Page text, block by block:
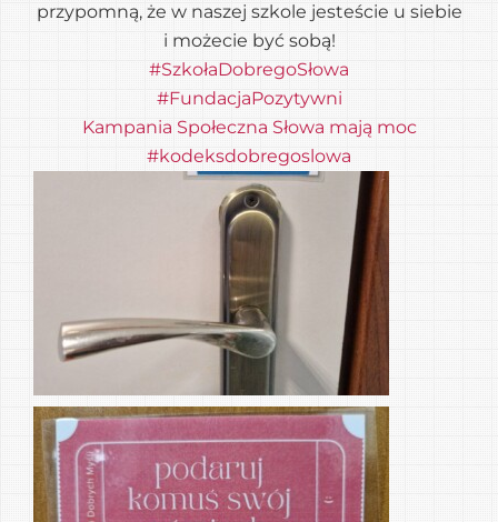
przypomną, że w naszej szkole jesteście u siebie
i możecie być sobą!
#SzkołaDobregoSłowa
#FundacjaPozytywni
Kampania Społeczna Słowa mają moc
#kodeksdobregoslowa